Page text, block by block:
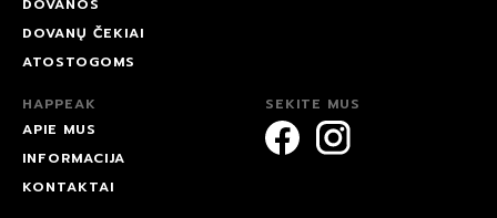
DOVANOS
DOVANŲ ČEKIAI
ATOSTOGOMS
HAPPEAK
APIE MUS
INFORMACIJA
KONTAKTAI
SEKITE MUS